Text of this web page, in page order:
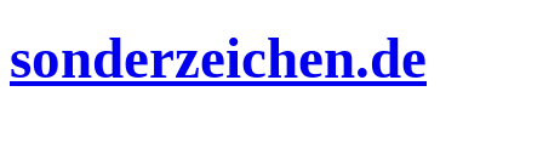
sonderzeichen.de